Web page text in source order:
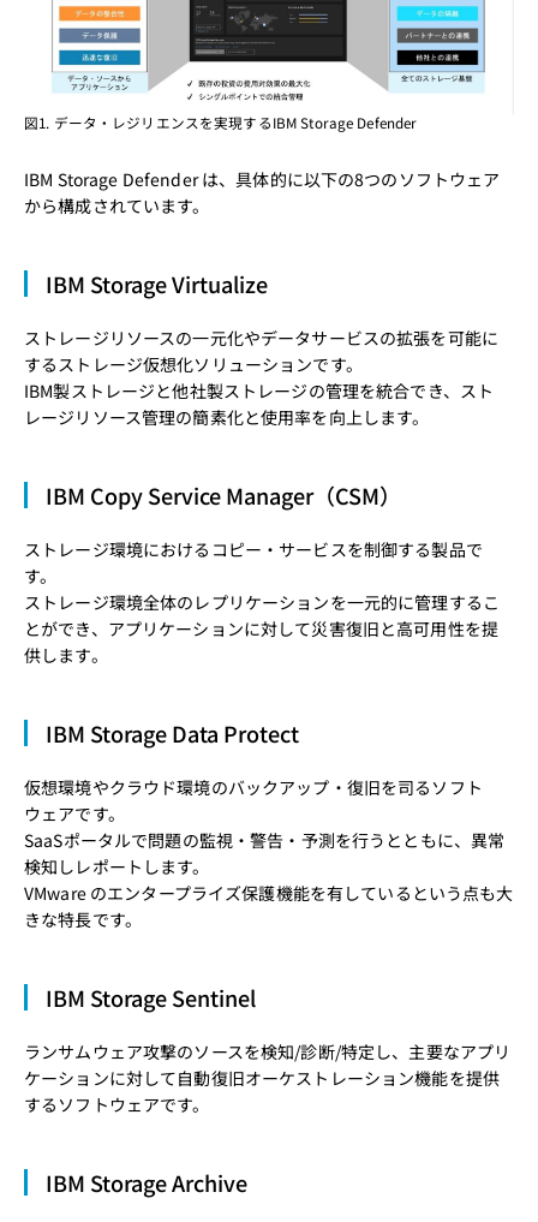
図1. データ・レジリエンスを実現するIBM Storage Defender
IBM Storage Defender は、具体的に以下の8つのソフトウェア
から構成されています。
IBM Storage Virtualize
ストレージリソースの一元化やデータサービスの拡張を可能に
するストレージ仮想化ソリューションです。
IBM製ストレージと他社製ストレージの管理を統合でき、スト
レージリソース管理の簡素化と使用率を向上します。
IBM Copy Service Manager（CSM）
ストレージ環境におけるコピー・サービスを制御する製品で
す。
ストレージ環境全体のレプリケーションを一元的に管理するこ
とができ、アプリケーションに対して災害復旧と高可用性を提
供します。
IBM Storage Data Protect
仮想環境やクラウド環境のバックアップ・復旧を司るソフト
ウェアです。
SaaSポータルで問題の監視・警告・予測を行うとともに、異常
検知しレポートします。
VMware のエンタープライズ保護機能を有しているという点も大
きな特長です。
IBM Storage Sentinel
ランサムウェア攻撃のソースを検知/診断/特定し、主要なアプリ
ケーションに対して自動復旧オーケストレーション機能を提供
するソフトウェアです。
IBM Storage Archive